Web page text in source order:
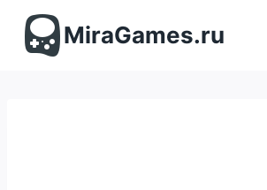
содержимомуMiraGames.ru